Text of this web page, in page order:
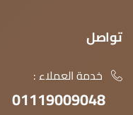
تواصل
خدمة العملاء :
01119009048